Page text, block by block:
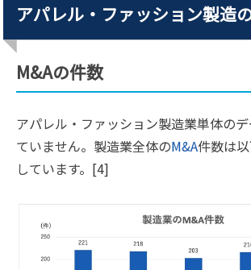
アパレル・ファッション製造
M&Aの件数
アパレル・ファッション製造業単体の
ていません。製造業全体のM&A件数は
しています。[4]